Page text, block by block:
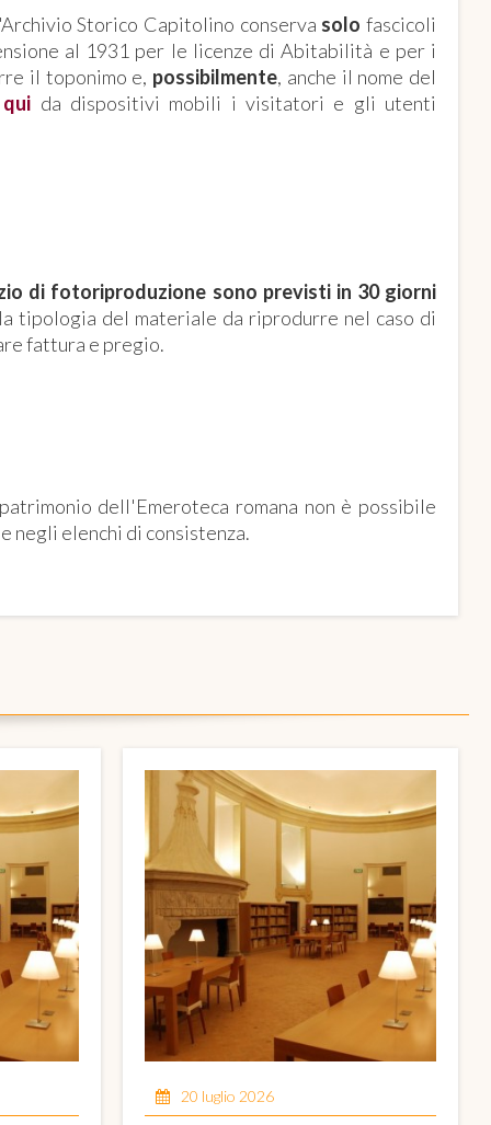
Storico Capitolino conserva solo fascicoli
al 1931 per le licenze di Abitabilità e per i
il toponimo e, possibilmente, anche il nome del
qui da dispositivi mobili i visitatori e gli utenti
di fotoriproduzione sono previsti in 30 giorni
tipologia del materiale da riprodurre nel caso di
fattura e pregio.
dell'Emeroteca romana non è possibile
negli elenchi di consistenza.
20 luglio 2026